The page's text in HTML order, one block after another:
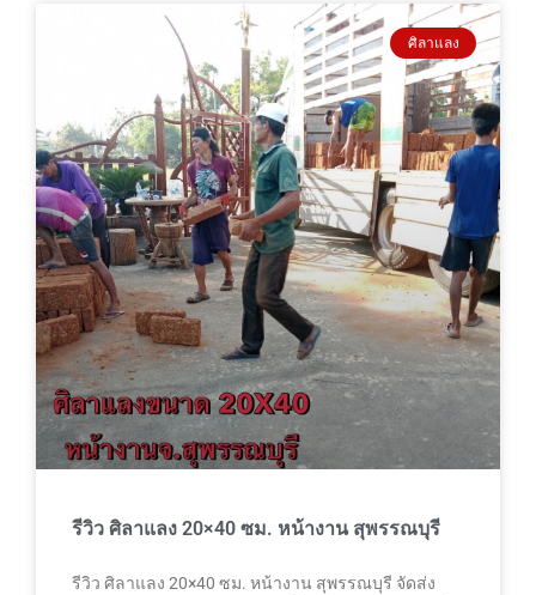
ศิลาแลง
รีวิว ศิลาแลง 20×40 ซม. หน้างาน สุพรรณบุรี
รีวิว ศิลาแลง 20×40 ซม. หน้างาน สุพรรณบุรี จัดส่ง